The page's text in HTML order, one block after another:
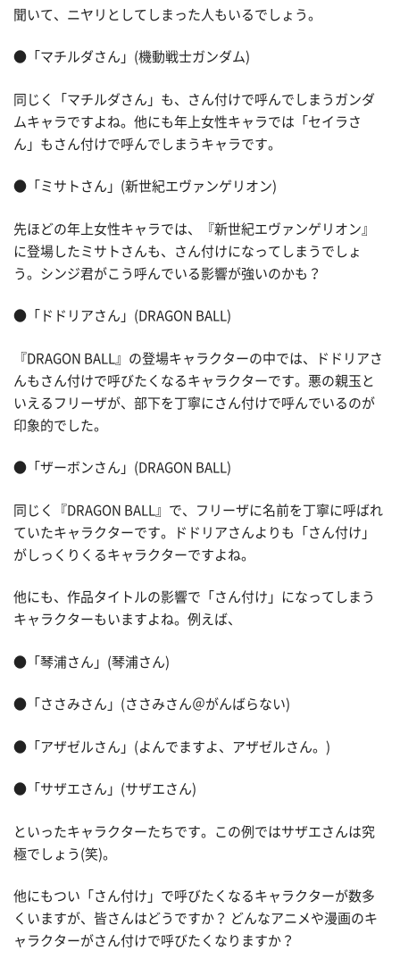
聞いて、ニヤリとしてしまった人もいるでしょう。
●「マチルダさん」(機動戦士ガンダム)
同じく「マチルダさん」も、さん付けで呼んでしまうガンダ
ムキャラですよね。他にも年上女性キャラでは「セイラさ
ん」もさん付けで呼んでしまうキャラです。
●「ミサトさん」(新世紀エヴァンゲリオン)
先ほどの年上女性キャラでは、『新世紀エヴァンゲリオン』
に登場したミサトさんも、さん付けになってしまうでしょ
う。シンジ君がこう呼んでいる影響が強いのかも？
●「ドドリアさん」(DRAGON BALL)
『DRAGON BALL』の登場キャラクターの中では、ドドリアさ
んもさん付けで呼びたくなるキャラクターです。悪の親玉と
いえるフリーザが、部下を丁寧にさん付けで呼んでいるのが
印象的でした。
●「ザーボンさん」(DRAGON BALL)
同じく『DRAGON BALL』で、フリーザに名前を丁寧に呼ばれ
ていたキャラクターです。ドドリアさんよりも「さん付け」
がしっくりくるキャラクターですよね。
他にも、作品タイトルの影響で「さん付け」になってしまう
キャラクターもいますよね。例えば、
●「琴浦さん」(琴浦さん)
●「ささみさん」(ささみさん＠がんばらない)
●「アザゼルさん」(よんでますよ、アザゼルさん。)
●「サザエさん」(サザエさん)
といったキャラクターたちです。この例ではサザエさんは究
極でしょう(笑)。
他にもつい「さん付け」で呼びたくなるキャラクターが数多
くいますが、皆さんはどうですか？ どんなアニメや漫画のキ
ャラクターがさん付けで呼びたくなりますか？